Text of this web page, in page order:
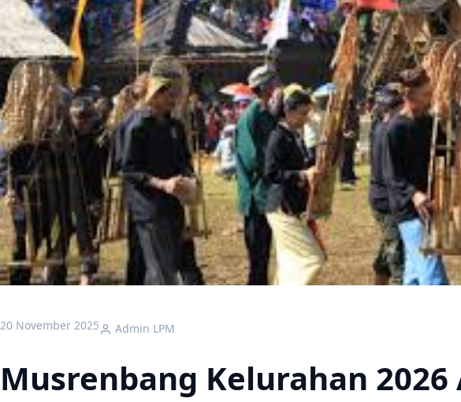
20 November 2025 Admin LPM
Musrenbang Kelurahan 2026